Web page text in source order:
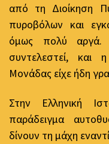
από τη Διοίκηση
πυροβόλων και
όμως πολύ αργά.
συντελεστεί, και
Μονάδας είχε ήδη
Στην Ελληνική
παράδειγμα
δίνουν τη μάχη